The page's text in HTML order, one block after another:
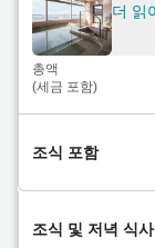
더 읽
총액
(세금 포함)
조식 포함
【라
可）
조식 및 저녁 식